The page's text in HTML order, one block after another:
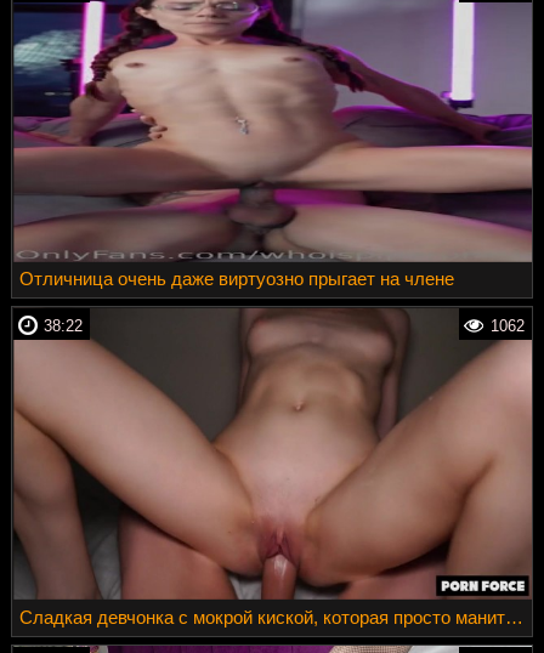
Отличница очень даже виртуозно прыгает на члене
1062
38:22
Сладкая девчонка с мокрой киской, которая просто манит засунуть туда твердый ствол